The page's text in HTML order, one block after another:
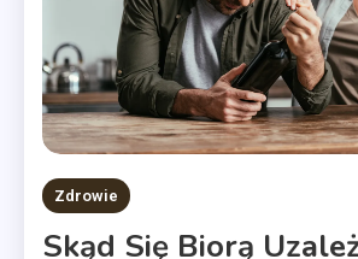
Zdrowie
Skąd Się Biorą